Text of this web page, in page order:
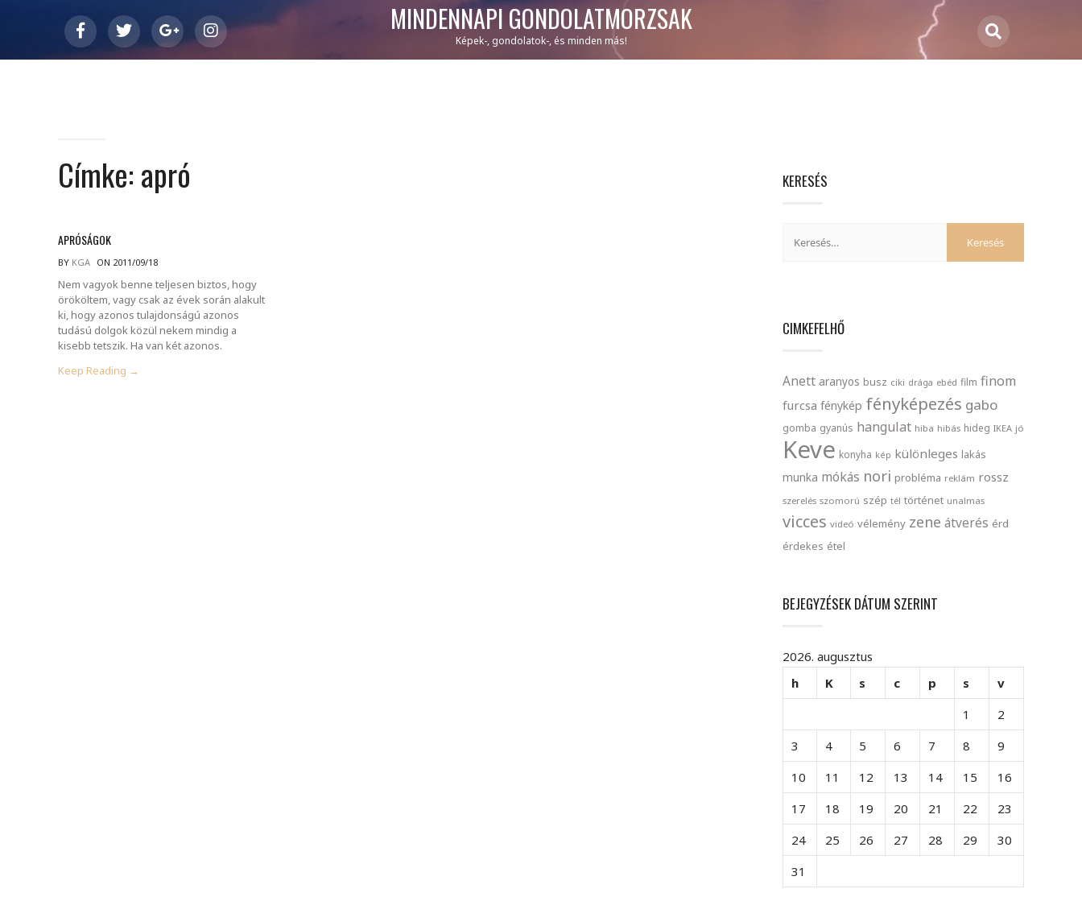
MINDENNAPI GONDOLATMORZSÁK
Képek-, gondolatok-, és minden más!
Címke:apró
APRÓSÁGOK
BY KGA ON 2011/09/18
Nem vagyok benne teljesen biztos, hogy
örököltem, vagy csak az évek során alakult
ki, hogy azonos tulajdonságú azonos
tudású dolgok közül nekem mindig a
kisebb tetszik. Ha van két azonos.
Keep Reading →
KERESÉS
CIMKEFELHŐ
Anett aranyos busz ciki drága ebéd film finom
furcsa fénykép fényképezés gabo
gomba gyanús hangulat hiba hibás hideg IKEA jó
Keve konyha kép különleges lakás
munka mókás nori probléma reklám rossz
szerelés szomorú szép tél történet unalmas
vicces videó vélemény zene átverés érd
érdekes étel
BEJEGYZÉSEK DÁTUM SZERINT
2026. augusztus
h
K s c p s
v
1
2
3
4 5 6 7 8
9
10
11 12 13 14 15
16
17
18 19 20 21 22
23
24
25 26 27 28 29
30
31